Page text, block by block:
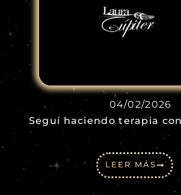
04/02/2026
Seguí haciendo terapia
LEER MÁS